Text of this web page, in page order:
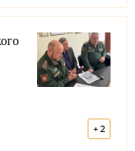
+ 2